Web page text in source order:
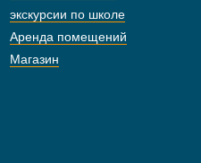
экскурсии по школе
Аренда помещений
Магазин